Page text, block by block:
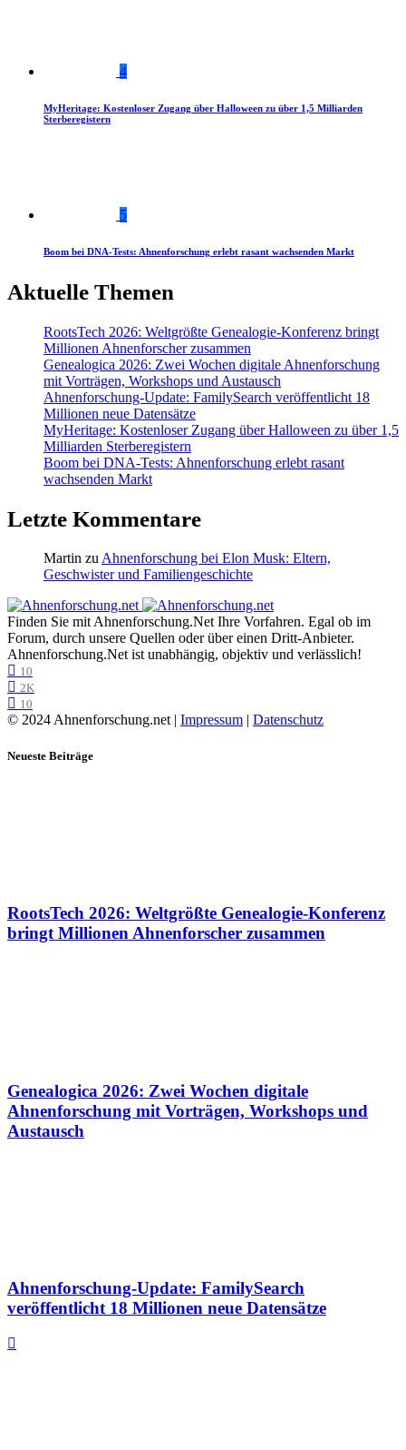
4
MyHeritage: Kostenloser Zugang über Halloween zu über 1,5 Milliarden
Sterberegistern
5
Boom bei DNA-Tests: Ahnenforschung erlebt rasant wachsenden Markt
Aktuelle Themen
RootsTech 2026: Weltgrößte Genealogie-Konferenz bringt
Millionen Ahnenforscher zusammen
Genealogica 2026: Zwei Wochen digitale Ahnenforschung
mit Vorträgen, Workshops und Austausch
Ahnenforschung-Update: FamilySearch veröffentlicht 18
Millionen neue Datensätze
MyHeritage: Kostenloser Zugang über Halloween zu über 1,5
Milliarden Sterberegistern
Boom bei DNA-Tests: Ahnenforschung erlebt rasant
wachsenden Markt
Letzte Kommentare
Martin zuAhnenforschung bei Elon Musk: Eltern,
Geschwister und Familiengeschichte
Finden Sie mit Ahnenforschung.Net Ihre Vorfahren. Egal ob im
Forum, durch unsere Quellen oder über einen Dritt-Anbieter.
Ahnenforschung.Net ist unabhängig, objektiv und verlässlich!
10
2K
10
© 2024 Ahnenforschung.net | Impressum | Datenschutz
Neueste Beiträge
RootsTech 2026: Weltgrößte Genealogie-Konferenz
bringt Millionen Ahnenforscher zusammen
Genealogica 2026: Zwei Wochen digitale
Ahnenforschung mit Vorträgen, Workshops und
Austausch
Ahnenforschung-Update: FamilySearch
veröffentlicht 18 Millionen neue Datensätze